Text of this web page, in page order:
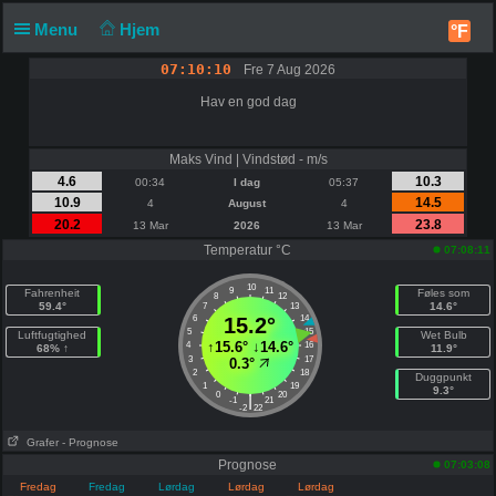
Menu Hjem °F
07:10:10 Fre 7 Aug 2026
Hav en god dag
Maks Vind | Vindstød - m/s
4.6
00:34 I dag 05:37
10.3
10.9
4 August 4
14.5
20.2
13 Mar 2026 13 Mar
23.8
Temperatur °C
07:08:11
Fahrenheit
59.4°
Luftfugtighed
68% ↑
10
9 11
8
12
7
13
6
14
5
15
4
16
3
17
2
18
1
19
0
20
-1 21
|
-2 22
15.2°
↑15.6°↓14.6°
0.3°
Føles som
14.6°
Wet Bulb
11.9°
Duggpunkt
9.3°
Grafer - Prognose
Prognose
07:03:08
Fredag
Fredag
Lørdag
Lørdag
Lørdag